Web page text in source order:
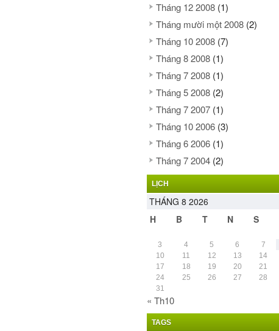
Tháng 12 2008 (1)
Tháng mười một 2008 (2)
Tháng 10 2008 (7)
Tháng 8 2008 (1)
Tháng 7 2008 (1)
Tháng 5 2008 (2)
Tháng 7 2007 (1)
Tháng 10 2006 (3)
Tháng 6 2006 (1)
Tháng 7 2004 (2)
LỊCH
THÁNG 8 2026
H
B T N S
3
4 5 6 7
10
11 12 13 14
17
18 19 20 21
24
25 26 27 28
31
« Th10
TAGS